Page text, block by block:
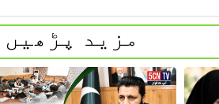
مزید پڑھیں